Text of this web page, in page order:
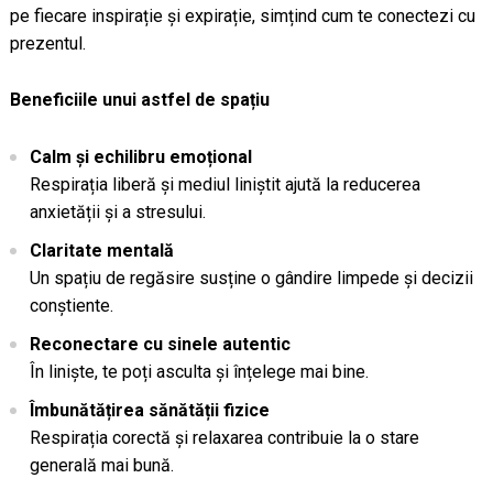
pe fiecare inspirație și expirație, simțind cum te conectezi cu
prezentul.
Beneficiile unui astfel de spațiu
Calm și echilibru emoțional
Respirația liberă și mediul liniștit ajută la reducerea
anxietății și a stresului.
Claritate mentală
Un spațiu de regăsire susține o gândire limpede și decizii
conștiente.
Reconectare cu sinele autentic
În liniște, te poți asculta și înțelege mai bine.
Îmbunătățirea sănătății fizice
Respirația corectă și relaxarea contribuie la o stare
generală mai bună.